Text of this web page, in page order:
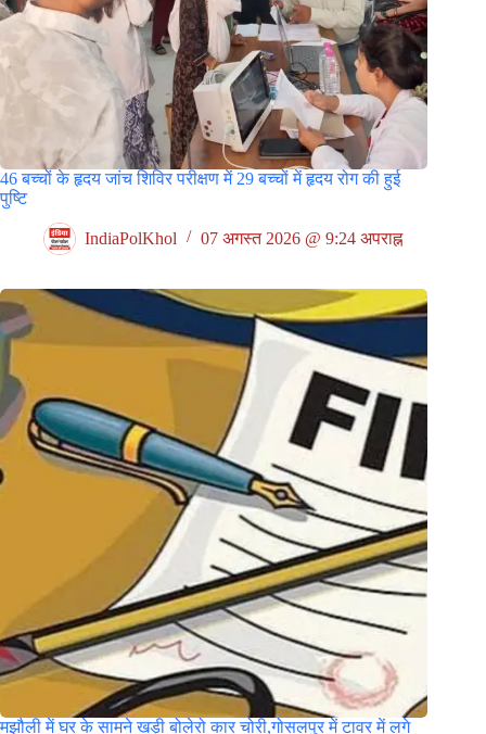
46 बच्चों के हृदय जांच शिविर परीक्षण में 29 बच्चों में हृदय रोग की हुई
पुष्टि
IndiaPolKhol 07 अगस्त 2026 @ 9:24 अपराह्न
मझौली में घर के सामने खड़ी बोलेरो कार चोरी,गोसलपुर में टावर में लगे